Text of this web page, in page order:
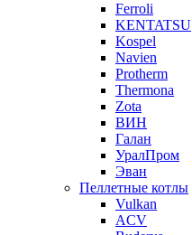
Ferroli
KENTATSU
Kospel
Navien
Protherm
Thermona
Zota
ВИН
Галан
УралПром
Эван
Пеллетные котлы
Vulkan
ACV